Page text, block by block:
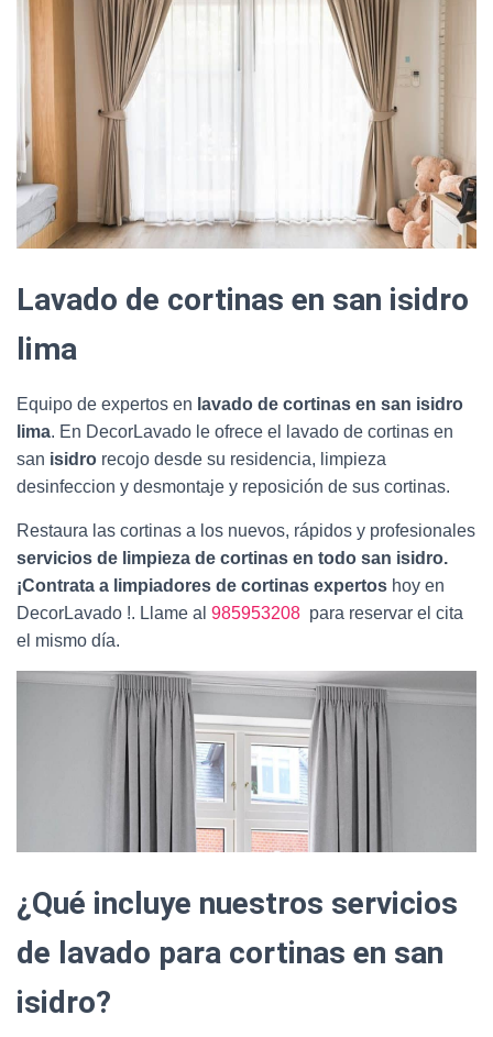
Lavado de cortinas en san isidro
lima
Equipo de expertos en lavado de cortinas en san isidro
lima. En DecorLavado le ofrece el lavado de cortinas en
san isidro recojo desde su residencia, limpieza
desinfeccion y desmontaje y reposición de sus cortinas.
Restaura las cortinas a los nuevos, rápidos y profesionales
servicios de limpieza de cortinas en todo san isidro.
¡Contrata a limpiadores de cortinas expertos hoy en
DecorLavado !. Llame al 985953208 para reservar el cita
el mismo día.
¿Qué incluye nuestros servicios
de lavado para cortinas en san
isidro?